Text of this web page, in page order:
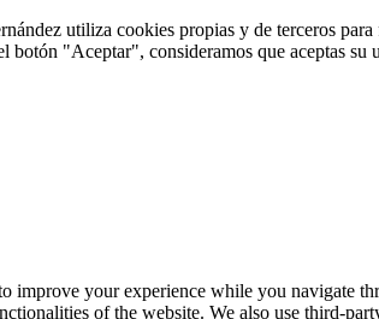
utiliza cookies propias y de terceros
botón "Aceptar", consideramos que aceptas
improve your experience while you navigate
of the website. We also use third-